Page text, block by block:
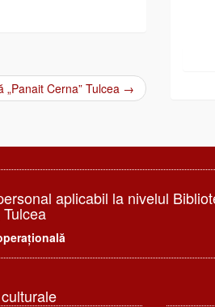
Cerna” Tulcea →
aplicabil la nivelul
Tulcea